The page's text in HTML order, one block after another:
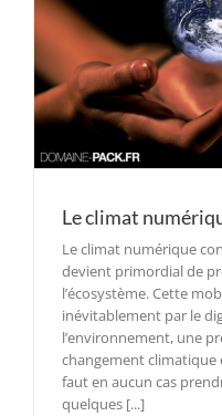
Le climat
Le climat numérique
devient primordial de
l’écosystème. Cette
inévitablement par le
l’environnement, une
changement climatique
faut en aucun cas
quelques [...]